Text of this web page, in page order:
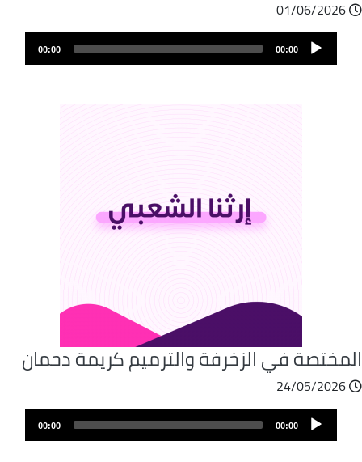
01/06/2026
Audio
Player
00:00
00:00
في الزخرفة والترميم كريمة دحمان
24/05/2026
Audio
Player
00:00
00:00